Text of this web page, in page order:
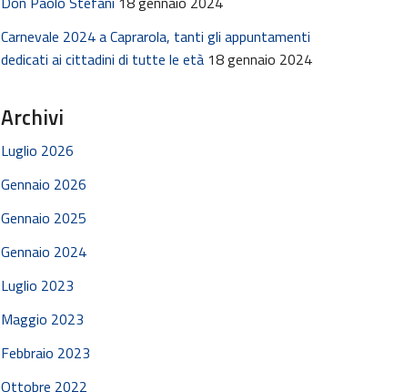
Carnevale 2024 a Caprarola, tanti gli appuntamenti
dedicati ai cittadini di tutte le età 18 gennaio 2024
Archivi
Luglio 2026
Gennaio 2026
Gennaio 2025
Gennaio 2024
Luglio 2023
Maggio 2023
Febbraio 2023
Ottobre 2022